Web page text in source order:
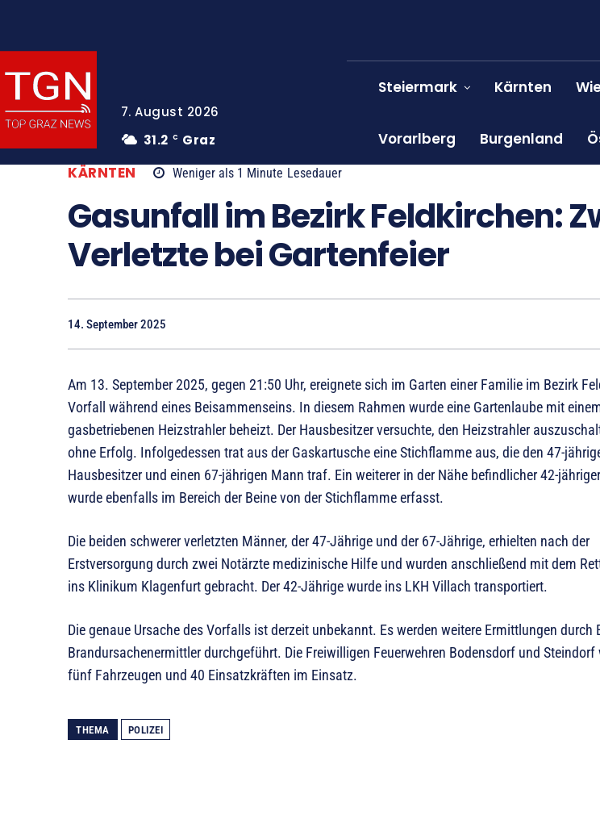
7. August 2026
31.2 C Graz
Steiermark Kärnten
Vorarlberg Burgenland
KÄRNTEN
Weniger als 1 Minute Lesedauer
Gasunfall im Bezirk Feldkirchen:
Verletzte bei Gartenfeier
14. September 2025
Am 13. September 2025, gegen 21:50 Uhr, ereignete sich im Garten einer Familie im Bezirk
Vorfall während eines Beisammenseins. In diesem Rahmen wurde eine Gartenlaube mit
gasbetriebenen Heizstrahler beheizt. Der Hausbesitzer versuchte, den Heizstrahler
ohne Erfolg. Infolgedessen trat aus der Gaskartusche eine Stichflamme aus, die den 47-
Hausbesitzer und einen 67-jährigen Mann traf. Ein weiterer in der Nähe befindlicher 42-
wurde ebenfalls im Bereich der Beine von der Stichflamme erfasst.
Die beiden schwerer verletzten Männer, der 47-Jährige und der 67-Jährige, erhielten nach der
Erstversorgung durch zwei Notärzte medizinische Hilfe und wurden anschließend mit dem
ins Klinikum Klagenfurt gebracht. Der 42-Jährige wurde ins LKH Villach transportiert.
Die genaue Ursache des Vorfalls ist derzeit unbekannt. Es werden weitere Ermittlungen durch
Brandursachenermittler durchgeführt. Die Freiwilligen Feuerwehren Bodensdorf und
fünf Fahrzeugen und 40 Einsatzkräften im Einsatz.
THEMA POLIZEI